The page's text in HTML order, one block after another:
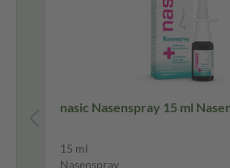
nasic Nasenspray 15 ml
15 ml
Nasenspray